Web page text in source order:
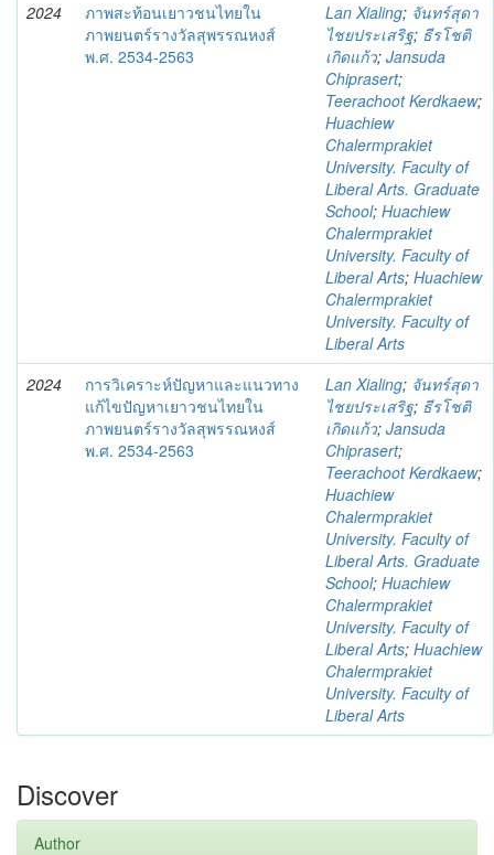
2024
ภาพสะท้อนเยาวชนไทยใน
ภาพยนตร์รางวัลสุพรรณหงส์
พ.ศ. 2534-2563
Lan Xialing; จันทร์สุดา
ไชยประเสริฐ; ธีรโชติ
เกิดแก้ว; Jansuda
Chiprasert;
Teerachoot Kerdkaew;
Huachiew
Chalermprakiet
University. Faculty of
Liberal Arts. Graduate
School; Huachiew
Chalermprakiet
University. Faculty of
Liberal Arts; Huachiew
Chalermprakiet
University. Faculty of
Liberal Arts
2024
การวิเคราะห์ปัญหาและแนวทาง
แก้ไขปัญหาเยาวชนไทยใน
ภาพยนตร์รางวัลสุพรรณหงส์
พ.ศ. 2534-2563
Lan Xialing; จันทร์สุดา
ไชยประเสริฐ; ธีรโชติ
เกิดแก้ว; Jansuda
Chiprasert;
Teerachoot Kerdkaew;
Huachiew
Chalermprakiet
University. Faculty of
Liberal Arts. Graduate
School; Huachiew
Chalermprakiet
University. Faculty of
Liberal Arts; Huachiew
Chalermprakiet
University. Faculty of
Liberal Arts
Discover
Author